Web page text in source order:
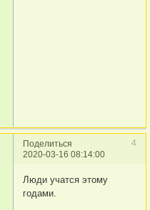
Поделиться
4
2020-03-16 08:14:00
Люди учатся этому
годами.